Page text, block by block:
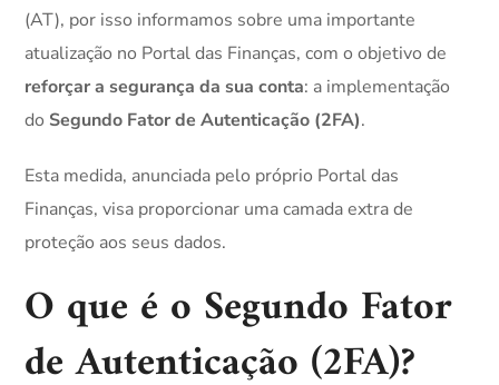
(AT), por isso informamos sobre uma importante
atualização no Portal das Finanças, com o objetivo de
reforçar a segurança da sua conta: a implementação
do Segundo Fator de Autenticação (2FA).
Esta medida, anunciada pelo próprio Portal das
Finanças, visa proporcionar uma camada extra de
proteção aos seus dados.
O que é o Segundo Fator
de Autenticação (2FA)?